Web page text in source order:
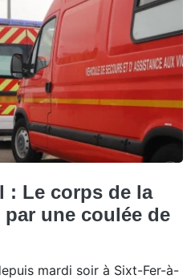
: Le corps de la
une coulée de
mardi soir à Sixt-Fer-à-